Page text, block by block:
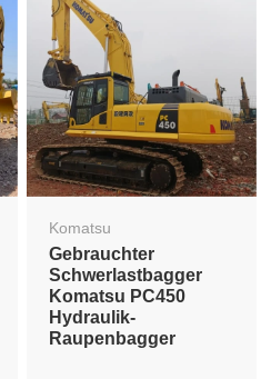
Komatsu
Gebrauchter
Schwerlastbagger
Komatsu PC450
Hydraulik-
Raupenbagger